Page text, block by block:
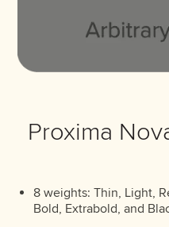
มหา
มหาน
Proxima Nova Thai
Proxima
8 weights: Thin, Light,
Bold, Extrabold, and